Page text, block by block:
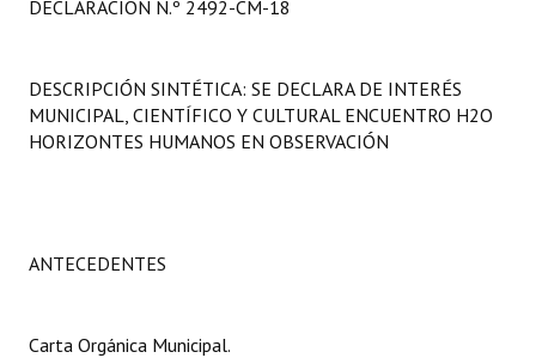
Comisiones Especiales
Programas
Constitución Provincial
DECLARACIÓN N.º 2492-CM-18
DESCRIPCIÓN SINTÉTICA: SE DECLARA DE INTERÉS
MUNICIPAL, CIENTÍFICO Y CULTURAL ENCUENTRO H2O
HORIZONTES HUMANOS EN OBSERVACIÓN
ANTECEDENTES
Carta Orgánica Municipal.